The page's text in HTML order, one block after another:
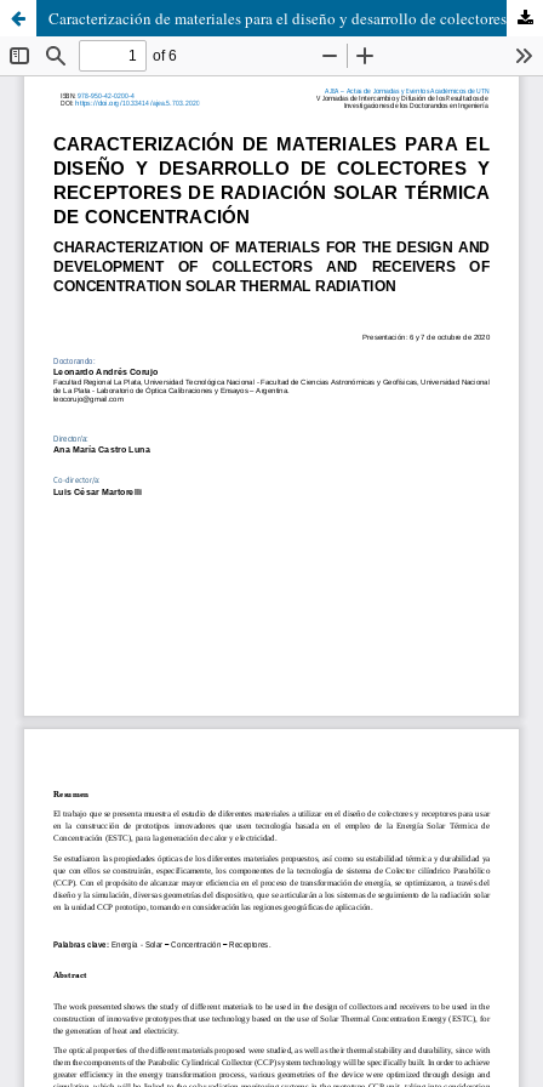
Caracterización de materiales para el diseño y desarrollo de colectores y receptores de radiación solar térmica de concentración